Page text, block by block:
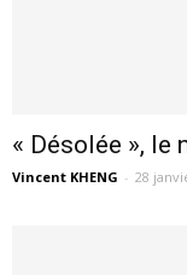
« Désolée », le
Vincent KHENG - 28